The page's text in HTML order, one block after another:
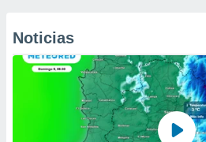
Noticias